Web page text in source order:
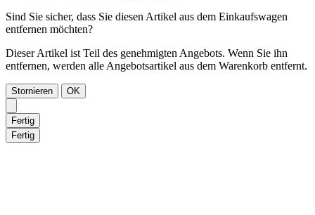
Sind Sie sicher, dass Sie diesen Artikel aus dem Einkaufswagen
entfernen möchten?
Dieser Artikel ist Teil des genehmigten Angebots. Wenn Sie ihn
entfernen, werden alle Angebotsartikel aus dem Warenkorb entfernt.
Stornieren OK
Fertig
Fertig